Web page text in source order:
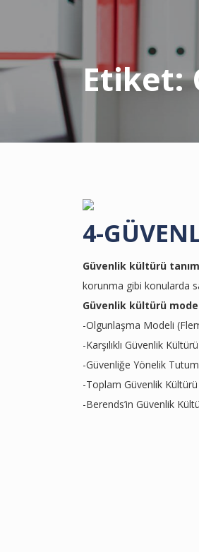
Etiket:
4-
Güvenlik kültürü
korunma gibi konularda
Güvenlik kültürü
-Olgunlaşma Modeli
-Karşılıklı Güvenlik
-Güvenliğe Yönelik
-Toplam Güvenlik
-Berends’in Güvenlik